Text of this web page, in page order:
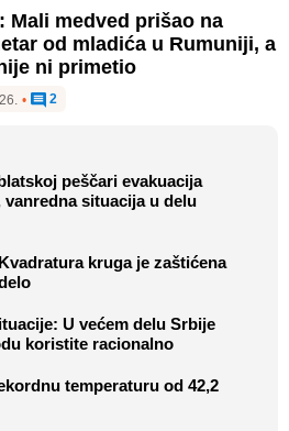
Mali medved prišao na
od mladića u Rumuniji, a
ni primetio
• 2
peščari evakuacija
vanredna situacija u delu
kruga je zaštićena
U većem delu Srbije
koristite racionalno
temperaturu od 42,2